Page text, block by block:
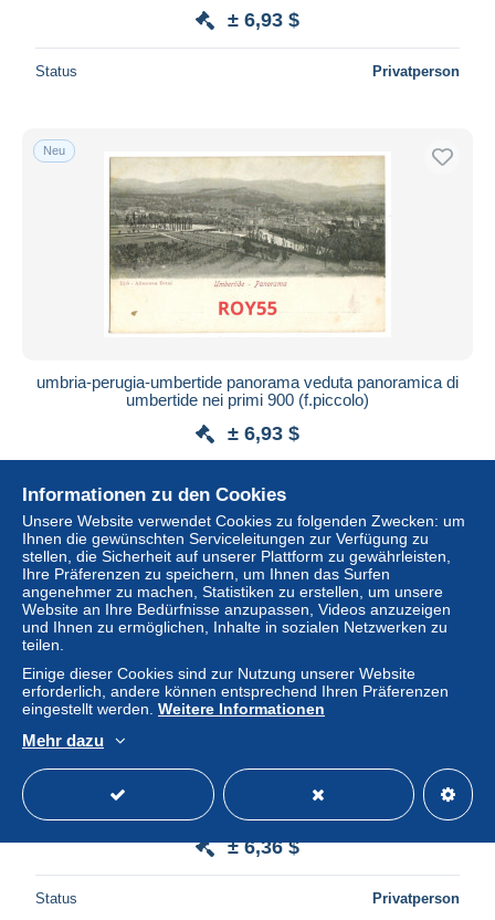
± 6,93 $
Status Privatperson
Neu
umbria-perugia-umbertide panorama veduta panoramica di
umbertide nei primi 900 (f.piccolo)
± 6,93 $
Status
Neu
umbria-perugia-umbertide civitella ranieri castello
medioevale (f.piccolo)
± 6,36 $
Status Privatperson
Informationen zu den Cookies
Unsere Website verwendet Cookies zu folgenden Zwecken: um
Ihnen die gewünschten Serviceleitungen zur Verfügung zu
stellen, die Sicherheit auf unserer Plattform zu gewährleisten,
Ihre Präferenzen zu speichern, um Ihnen das Surfen
angenehmer zu machen, Statistiken zu erstellen, um unsere
Website an Ihre Bedürfnisse anzupassen, Videos anzuzeigen
und Ihnen zu ermöglichen, Inhalte in sozialen Netzwerken zu
teilen.
Einige dieser Cookies sind zur Nutzung unserer Website
erforderlich, andere können entsprechend Ihren Präferenzen
eingestellt werden. Weitere Informationen
Mehr dazu